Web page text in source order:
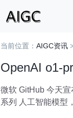
当前位置： AIGC资讯
OpenAI o1-
微软 GitHub 今天
系列 人工智能模型